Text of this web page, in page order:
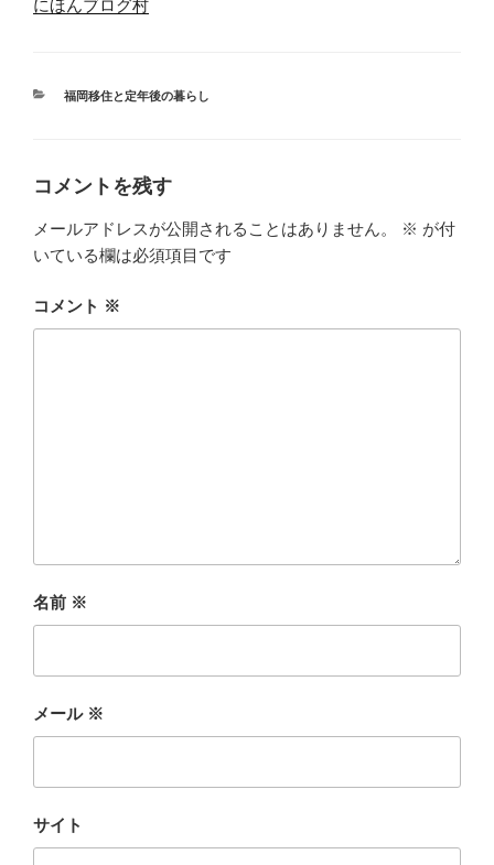
にほんブログ村
カ
福岡移住と定年後の暮らし
コメントを残す
メールアドレスが公開されることはありません。 ※ が付
いている欄は必須項目です
コメント ※
名前 ※
メール ※
サイト